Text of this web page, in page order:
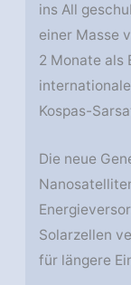
ins All
einer Masse
2 Monate als
Kospas-
Die neue
Solarzellen
für längere